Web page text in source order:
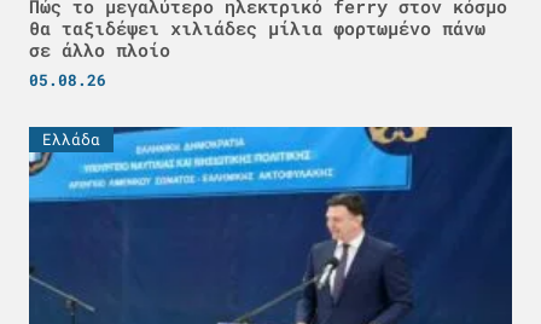
Πώς το μεγαλύτερο ηλεκτρικό ferry στον κόσμο
θα ταξιδέψει χιλιάδες μίλια φορτωμένο πάνω
σε άλλο πλοίο
05.08.26
Ελλάδα